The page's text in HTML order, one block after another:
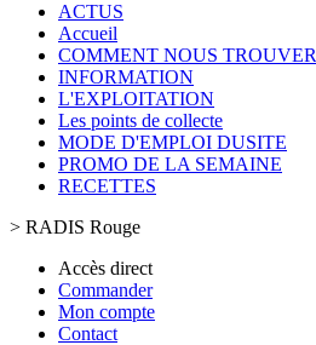
ACTUS
Accueil
COMMENT NOUS TROUVER
INFORMATION
L'EXPLOITATION
Les points de collecte
MODE D'EMPLOI DUSITE
PROMO DE LA SEMAINE
RECETTES
> RADIS Rouge
Accès direct
Commander
Mon compte
Contact